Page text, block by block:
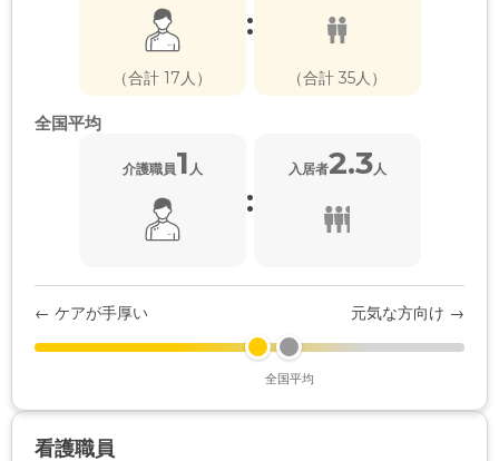
（合計 17人）
:
（合計 35人）
全国平均
介護職員1 人
:
入居者2.3人
← ケアが手厚い 元気な方向け →
全国平均
看護職員